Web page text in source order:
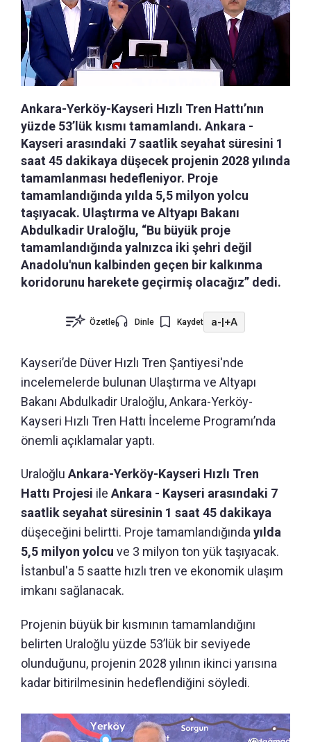
Ankara-Yerköy-Kayseri Hızlı Tren Hattı’nın
yüzde 53’lük kısmı tamamlandı. Ankara -
Kayseri arasındaki 7 saatlik seyahat süresini 1
saat 45 dakikaya düşecek projenin 2028 yılında
tamamlanması hedefleniyor. Proje
tamamlandığında yılda 5,5 milyon yolcu
taşıyacak. Ulaştırma ve Altyapı Bakanı
Abdulkadir Uraloğlu, “Bu büyük proje
tamamlandığında yalnızca iki şehri değil
Anadolu'nun kalbinden geçen bir kalkınma
koridorunu harekete geçirmiş olacağız” dedi.
Özetle Dinle Kaydet a-|+A
Kayseri’de Düver Hızlı Tren Şantiyesi'nde
incelemelerde bulunan Ulaştırma ve Altyapı
Bakanı Abdulkadir Uraloğlu, Ankara-Yerköy-
Kayseri Hızlı Tren Hattı İnceleme Programı’nda
önemli açıklamalar yaptı.
Uraloğlu Ankara-Yerköy-Kayseri Hızlı Tren
Hattı Projesi ile Ankara - Kayseri arasındaki 7
saatlik seyahat süresinin 1 saat 45 dakikaya
düşeceğini belirtti. Proje tamamlandığındayılda
5,5 milyon yolcu ve 3 milyon ton yük taşıyacak.
İstanbul'a 5 saatte hızlı tren ve ekonomik ulaşım
imkanı sağlanacak.
Projenin büyük bir kısmının tamamlandığını
belirten Uraloğlu yüzde 53’lük bir seviyede
olunduğunu, projenin 2028 yılının ikinci yarısına
kadar bitirilmesinin hedeflendiğini söyledi.